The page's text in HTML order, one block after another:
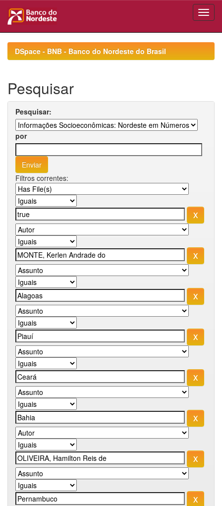
navigationDSpace - BNB - Banco do Nordeste do Brasil
Pesquisar
Pesquisar:
por
Filtros correntes: